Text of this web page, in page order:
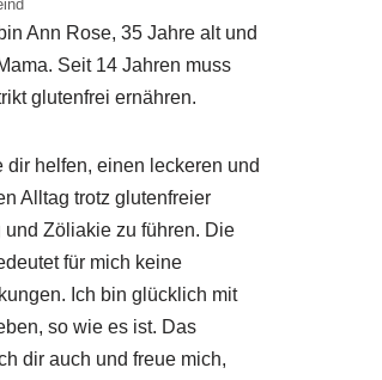
Ann Rose, 35 Jahre alt und
Seit 14 Jahren muss
glutenfrei ernähren.
dir helfen, einen leckeren und
Alltag trotz glutenfreier
und Zöliakie zu führen. Die
für mich keine
Ich bin glücklich mit
so wie es ist. Das
dir auch und freue mich,